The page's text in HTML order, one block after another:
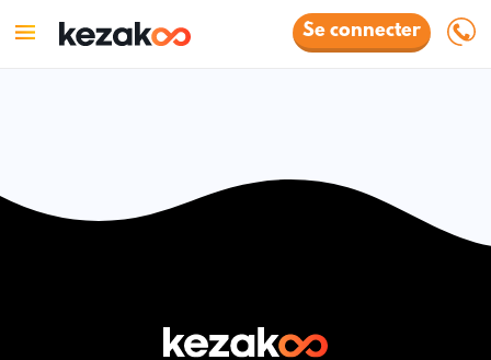
Se connecter